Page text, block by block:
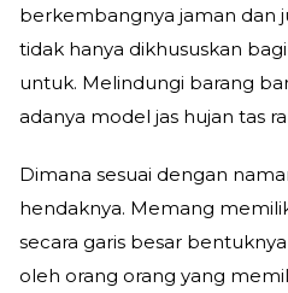
berkembangnya jaman dan
tidak hanya dikhususkan
untuk. Melindungi barang
adanya model jas hujan tas
Dimana sesuai dengan
hendaknya. Memang
secara garis besar
oleh orang orang yang